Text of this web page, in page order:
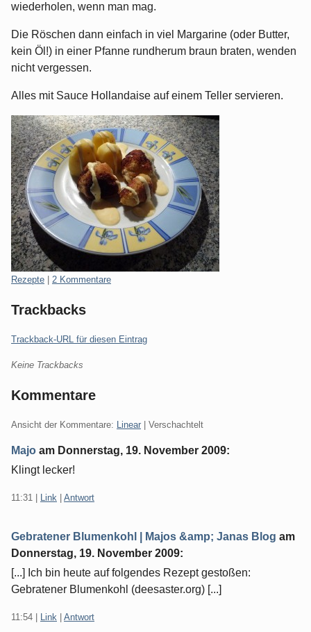
wiederholen, wenn man mag.
Die Röschen dann einfach in viel Margarine (oder Butter,
kein Öl!) in einer Pfanne rundherum braun braten, wenden
nicht vergessen.
Alles mit Sauce Hollandaise auf einem Teller servieren.
Kategorien:
Rezepte 2 Kommentare
Trackbacks
Trackback-URL für diesen Eintrag
Keine Trackbacks
Kommentare
Ansicht der Kommentare: Linear | Verschachtelt
Majo am Donnerstag, 19. November 2009:
Klingt lecker!
11:31 Link Antwort
Gebratener Blumenkohl | Majos &amp; Janas Blog am
Donnerstag, 19. November 2009:
[...] Ich bin heute auf folgendes Rezept gestoßen:
Gebratener Blumenkohl (deesaster.org) [...]
11:54 Link Antwort